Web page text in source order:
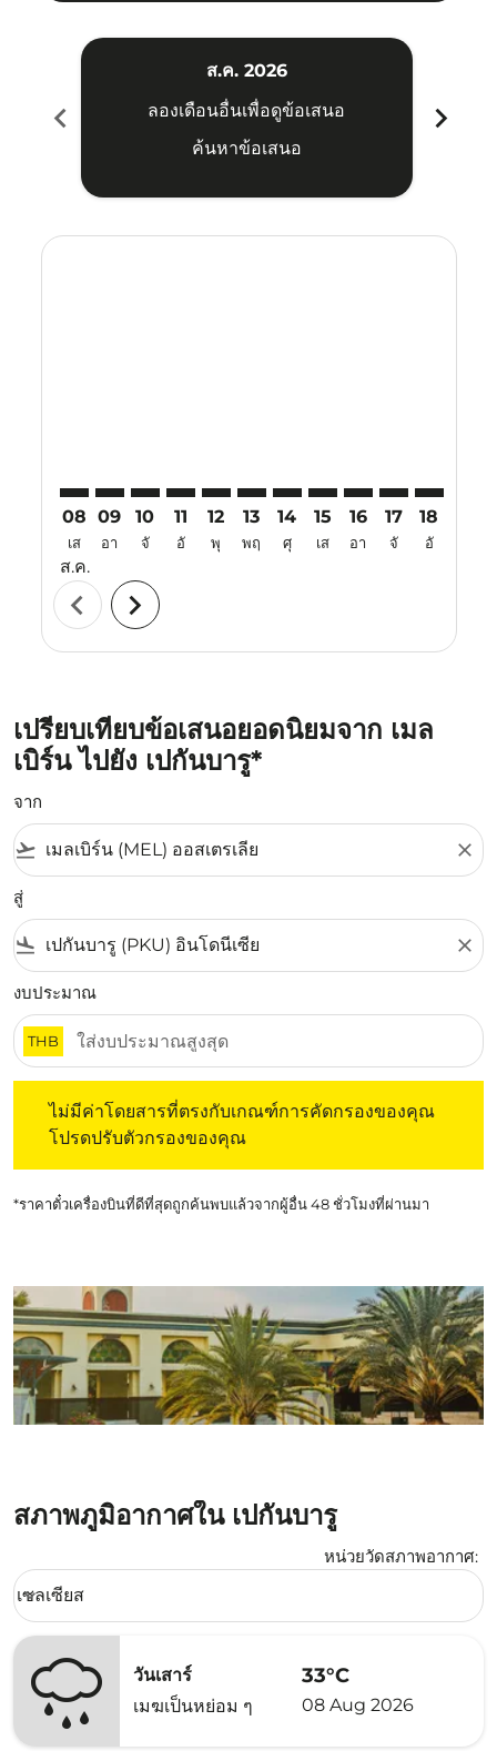
chevron_left
ส.ค. 2026
ลองเดือนอื่นเพื่อดูข้อเสนอ
ค้นหาข้อเสนอ
chevron_right
08
เส
ส.ค.
09
อา
10
จั
11
อั
12
พุ
13
พฤ
14
ศุ
15
เส
16
อา
17
จั
18
อั
chevron_left chevron_right
เปรียบเทียบข้อเสนอยอดนิยมจาก เมล
เบิร์น ไปยัง เปกันบารู*
จาก
flight_takeoff close
สู่
flight_land close
งบประมาณ
THB
ไม่มีค่าโดยสารที่ตรงกับเกณฑ์การคัดกรองของคุณ
โปรดปรับตัวกรองของคุณ
*ราคาตั๋วเครื่องบินที่ดีที่สุดถูกค้นพบแล้วจากผู้อื่น 48 ชั่วโมงที่ผ่านมา
สภาพภูมิอากาศใน เปกันบารู
หน่วยวัดสภาพอากาศ:
Weather unit option เซลเซียส Selected
เซลเซียส
keyboard_arrow_down
วันเสาร์
เมฆเป็นหย่อม ๆ
33°C
08 Aug 2026